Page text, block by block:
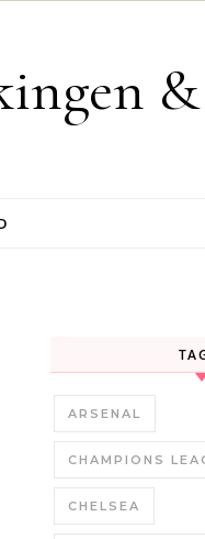
ARSENAL
CHAMPIONS
CHELSEA